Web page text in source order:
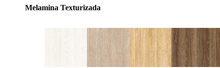
Melamina Texturizada